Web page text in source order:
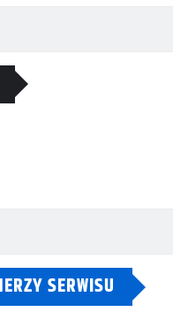
SERWISU